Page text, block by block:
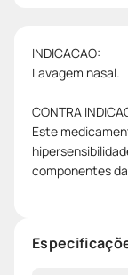
INDICACAO:
Lavagem nasal.
CONTRA
Este
componentes